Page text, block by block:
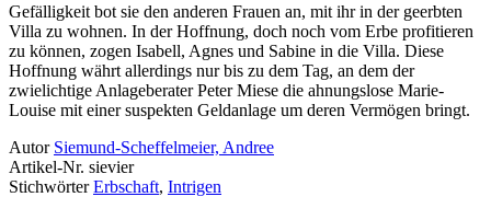
Gefälligkeit bot sie den anderen Frauen an, mit ihr in der geerbten
Villa zu wohnen. In der Hoffnung, doch noch vom Erbe profitieren
zu können, zogen Isabell, Agnes und Sabine in die Villa. Diese
Hoffnung währt allerdings nur bis zu dem Tag, an dem der
zwielichtige Anlageberater Peter Miese die ahnungslose Marie-
Louise mit einer suspekten Geldanlage um deren Vermögen bringt.
Autor Siemund-Scheffelmeier, Andree
Artikel-Nr. sievier
Stichwörter Erbschaft, Intrigen